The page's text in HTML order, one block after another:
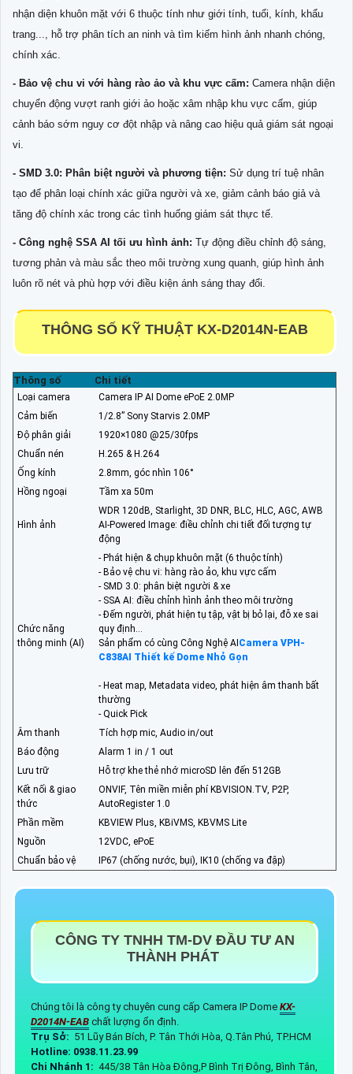
nhận diện khuôn mặt với 6 thuộc tính như giới tính, tuổi, kính, khẩu
trang..., hỗ trợ phân tích an ninh và tìm kiếm hình ảnh nhanh chóng,
chính xác.
- Bảo vệ chu vi với hàng rào ảo và khu vực cấm: Camera nhận diện
chuyển động vượt ranh giới ảo hoặc xâm nhập khu vực cấm, giúp
cảnh báo sớm nguy cơ đột nhập và nâng cao hiệu quả giám sát ngoại
vi.
- SMD 3.0: Phân biệt người và phương tiện: Sử dụng trí tuệ nhân
tạo để phân loại chính xác giữa người và xe, giảm cảnh báo giả và
tăng độ chính xác trong các tình huống giám sát thực tế.
- Công nghệ SSA AI tối ưu hình ảnh: Tự động điều chỉnh độ sáng,
tương phản và màu sắc theo môi trường xung quanh, giúp hình ảnh
luôn rõ nét và phù hợp với điều kiện ánh sáng thay đổi.
THÔNG SỐ KỸ THUẬT KX-D2014N-EAB
Thông số Chi tiết
Loại camera
Camera IP AI Dome ePoE 2.0MP
Cảm biến
1/2.8” Sony Starvis 2.0MP
Độ phân giải
1920×1080 @25/30fps
Chuẩn nén
H.265 & H.264
Ống kính
2.8mm, góc nhìn 106°
Hồng ngoại
Tầm xa 50m
Hình ảnh
WDR 120dB, Starlight, 3D DNR, BLC, HLC, AGC, AWB
AI-Powered Image: điều chỉnh chi tiết đối tượng tự
động
Chức năng
thông minh (AI)
- Phát hiện & chụp khuôn mặt (6 thuộc tính)
- Bảo vệ chu vi: hàng rào ảo, khu vực cấm
- SMD 3.0: phân biệt người & xe
- SSA AI: điều chỉnh hình ảnh theo môi trường
- Đếm người, phát hiện tụ tập, vật bị bỏ lại, đỗ xe sai
quy định…
Sản phẩm có cùng Công Nghệ AICamera VPH-
C838AI Thiết kế Dome Nhỏ Gọn
- Heat map, Metadata video, phát hiện âm thanh bất
thường
- Quick Pick
Âm thanh
Tích hợp mic, Audio in/out
Báo động
Alarm 1 in / 1 out
Lưu trữ
Hỗ trợ khe thẻ nhớ microSD lên đến 512GB
Kết nối & giao
thức
ONVIF, Tên miền miễn phí KBVISION.TV, P2P,
AutoRegister 1.0
Phần mềm
KBVIEW Plus, KBiVMS, KBVMS Lite
Nguồn
12VDC, ePoE
Chuẩn bảo vệ
IP67 (chống nước, bụi), IK10 (chống va đập)
CÔNG TY TNHH TM-DV ĐẦU TƯ AN
THÀNH PHÁT
Chúng tôi là công ty chuyên cung cấp Camera IP Dome KX-
D2014N-EAB chất lượng ổn định.
Trụ Sở: 51 Lũy Bán Bích, P. Tân Thới Hòa, Q.Tân Phú, TP.HCM
Hotline: 0938.11.23.99
Chi Nhánh 1: 445/38 Tân Hòa Đông,P Bình Trị Đông, Bình Tân,